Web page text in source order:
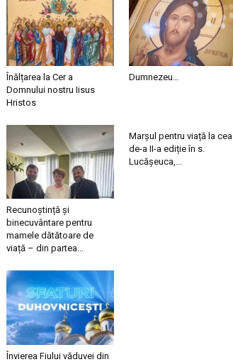
Înălțarea la Cer a
Domnului nostru Iisus
Hristos
Dumnezeu…
Recunoștință și
binecuvântare pentru
mamele dătătoare de
viață – din partea...
Marșul pentru viață la cea
de-a II-a ediție în s.
Lucășeuca,...
Învierea Fiului văduvei din